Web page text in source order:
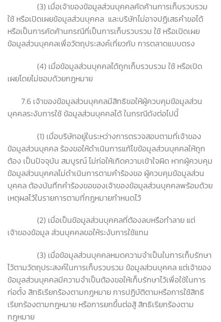
(3) เมื่อเจ้าของข้อมูลส่วนบุคคลคัดค้านการเก็บรวบรวม
ใช้ หรือเปิดเผยข้อมูลส่วนบุคคล และบริษัทไม่อาจปฏิเสธคำขอได้
หรือเป็นการคัดค้านกรณีที่เป็นการเก็บรวบรวม ใช้ หรือเปิดเผย
ข้อมูลส่วนบุคคลเพื่อวัตถุประสงค์เกี่ยวกับ การตลาดแบบตรง
(4) เมื่อข้อมูลส่วนบุคคลได้ถูกเก็บรวบรวม ใช้ หรือเปิด
เผยโดยไม่ชอบด้วยกฎหมาย
7.6 เจ้าของข้อมูลส่วนบุคคลมีสิทธิขอให้ผู้ควบคุมข้อมูลส่วน
บุคคลระงับการใช้ ข้อมูลส่วนบุคคลได้ ในกรณีดังต่อไปนี้
(1) เมื่อบริษัทอยู่ในระหว่างการตรวจสอบตามที่เจ้าของ
ข้อมูลส่วนบุคคล ร้องขอให้ดำเนินการแก้ไขข้อมูลส่วนบุคคลให้ถูก
ต้อง เป็นปัจจุบัน สมบูรณ์ ไม่ก่อให้เกิดความเข้าใจผิด หากผู้ควบคุม
ข้อมูลส่วนบุคคลไม่ดำเนินการตามคำร้องขอ ผู้ควบคุมข้อมูลส่วน
บุคคล ต้องบันทึกคำร้องขอของเจ้าของข้อมูลส่วนบุคคลพร้อมด้วย
เหตุผลไว้ในรายการตามที่กฎหมายกำหนดไว้
(2) เมื่อเป็นข้อมูลส่วนบุคคลที่ต้องลบหรือทำลาย แต่
เจ้าของข้อมูล ส่วนบุคคลขอให้ระงับการใช้แทน
(3) เมื่อข้อมูลส่วนบุคคลหมดความจำเป็นในการเก็บรักษา
ไว้ตามวัตถุประสงค์ในการเก็บรวบรวม ข้อมูลส่วนบุคคล แต่เจ้าของ
ข้อมูลส่วนบุคคลมีความจำเป็นต้องขอให้เก็บรักษาไว้เพื่อใช้ในการ
ก่อตั้ง สิทธิเรียกร้องตามกฎหมาย การปฏิบัติตามหรือการใช้สิทธิ
เรียกร้องตามกฎหมาย หรือการยกขึ้นต่อสู้ สิทธิเรียกร้องตาม
กฎหมาย